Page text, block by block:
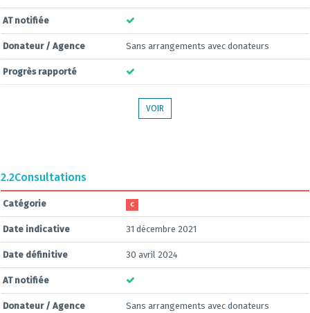
AT notifiée
Donateur / Agence Sans arrangements avec donateurs
Progrès rapporté
VOIR
2.2Consultations
Catégorie C
Date indicative 31 décembre 2021
Date définitive 30 avril 2024
AT notifiée
Donateur / Agence Sans arrangements avec donateurs